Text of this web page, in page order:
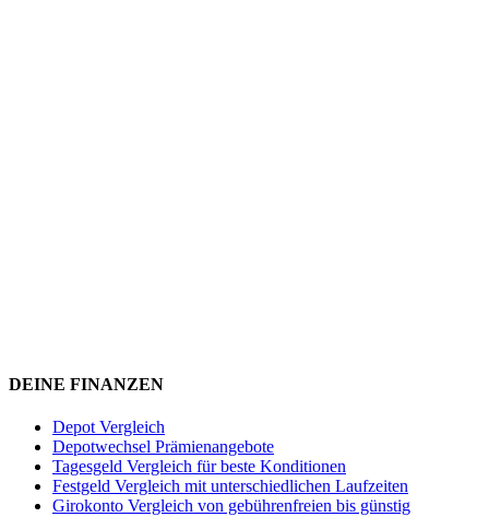
DEINE FINANZEN
Depot Vergleich
Depotwechsel Prämienangebote
Tagesgeld Vergleich für beste Konditionen
Festgeld Vergleich mit unterschiedlichen Laufzeiten
Girokonto Vergleich von gebührenfreien bis günstig